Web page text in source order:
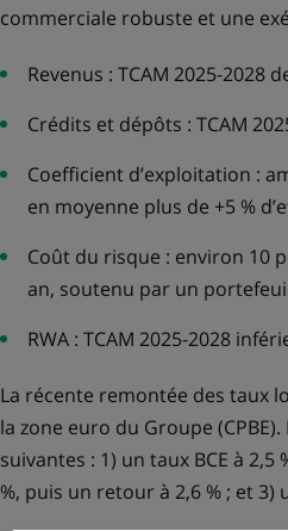
commerciale robuste et une
Revenus : TCAM 2025-
Crédits et dépôts : TCAM
Coefficient d’exploitation :
en moyenne plus de +5 %
Coût du risque : environ 10
an, soutenu par un
RWA : TCAM 2025-2028
La récente remontée des taux
la zone euro du Groupe
suivantes : 1) un taux BCE à
%, puis un retour à 2,6 % ; et